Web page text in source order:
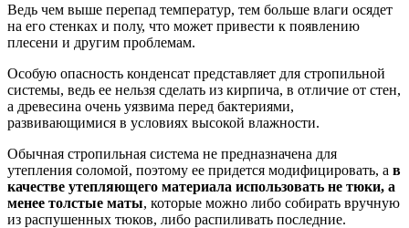
Ведь чем выше перепад температур, тем больше влаги осядет
на его стенках и полу, что может привести к появлению
плесени и другим проблемам.
Особую опасность конденсат представляет для стропильной
системы, ведь ее нельзя сделать из кирпича, в отличие от стен,
а древесина очень уязвима перед бактериями,
развивающимися в условиях высокой влажности.
Обычная стропильная система не предназначена для
утепления соломой, поэтому ее придется модифицировать, а в
качестве утепляющего материала использовать не тюки, а
менее толстые маты, которые можно либо собирать вручную
из распушенных тюков, либо распиливать последние.